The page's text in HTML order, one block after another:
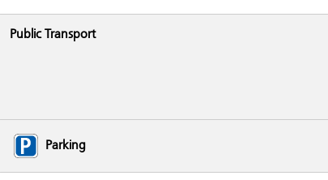
Public Transport
Parking